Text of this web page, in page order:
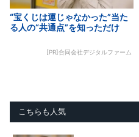
“宝くじは運じゃなかった”当た
る人の“共通点”を知っただけ
[PR]合同会社デジタルファーム
こちらも人気